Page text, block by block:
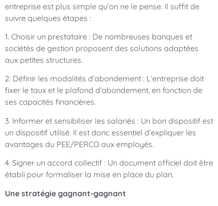
entreprise est plus simple qu’on ne le pense. Il suffit de
suivre quelques étapes :
1. Choisir un prestataire : De nombreuses banques et
sociétés de gestion proposent des solutions adaptées
aux petites structures.
2. Définir les modalités d’abondement : L’entreprise doit
fixer le taux et le plafond d’abondement, en fonction de
ses capacités financières.
3. Informer et sensibiliser les salariés : Un bon dispositif est
un dispositif utilisé. Il est donc essentiel d’expliquer les
avantages du PEE/PERCO aux employés.
4. Signer un accord collectif : Un document officiel doit être
établi pour formaliser la mise en place du plan.
Une stratégie gagnant-gagnant